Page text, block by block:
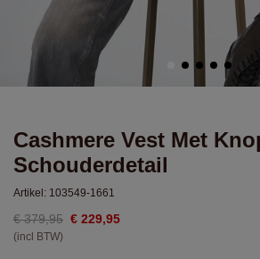
Cashmere Vest Met
Schouderdetail
Artikel: 103549-1661
€ 379,95 € 229,95
(incl BTW)